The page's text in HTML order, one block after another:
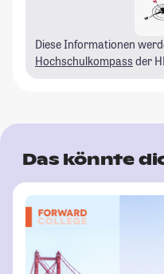
Diese Informationen
Hochschulkompass der
Das könnte